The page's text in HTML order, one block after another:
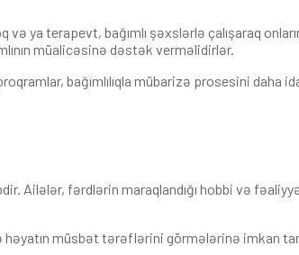
ya terapevt, bağımlı şəxslərlə çalışaraq
müalicəsinə dəstək verməlidirlər.
bağımlılıqla mübarizə prosesini
Ailələr, fərdlərin maraqlandığı hobbi və
müsbət tərəflərini görmələrinə imkan